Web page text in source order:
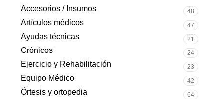
Accesorios / Insumos
48
Artículos médicos 47
Ayudas técnicas 21
Crónicos 24
Ejercicio y Rehabilitación 23
Equipo Médico 42
Órtesis y ortopedia 64